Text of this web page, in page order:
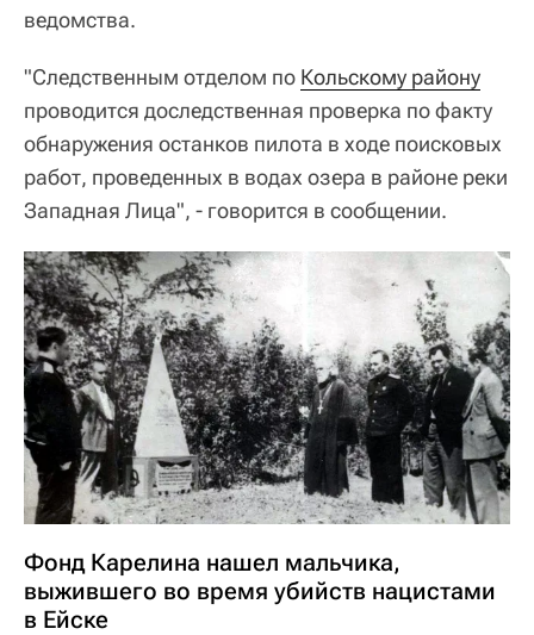
ведомства.
"Следственным отделом по Кольскому району
проводится доследственная проверка по факту
обнаружения останков пилота в ходе поисковых
работ, проведенных в водах озера в районе реки
Западная Лица", - говорится в сообщении.
Фонд Карелина нашел мальчика,
выжившего во время убийств нацистами
в Ейске